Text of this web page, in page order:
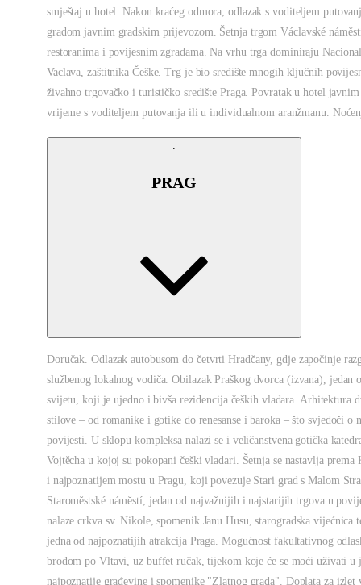
smještaj u hotel. Nakon kraćeg odmora, odlazak s voditeljem
gradom javnim gradskim prijevozom. Šetnja trgom Václavské
restoranima i povijesnim zgradama. Na vrhu trga dominiraju
Vaclava, zaštitnika Češke. Trg je bio središte mnogih ključnih
živahno trgovačko i turističko središte Praga. Povratak u hotel
vrijeme s voditeljem putovanja ili u individualnom aranžmanu.
PRAG
Doručak. Odlazak autobusom do četvrti Hradčany, gdje započinje
službenog lokalnog vodiča. Obilazak Praškog dvorca (izvana), jedan
svijetu, koji je ujedno i bivša rezidencija čeških vladara. Arhitektura
stilove – od romanike i gotike do renesanse i baroka – što svjedoči o
povijesti. U sklopu kompleksa nalazi se i veličanstvena gotička
Vojtĕcha u kojoj su pokopani češki vladari. Šetnja se nastavlja
i najpoznatijem mostu u Pragu, koji povezuje Stari grad s Malom
Staromĕstské námĕstí, jedan od najvažnijih i najstarijih trgova u
nalaze crkva sv. Nikole, spomenik Janu Husu, starogradska vijećnica
jedna od najpoznatijih atrakcija Praga. Mogućnost fakultativnog
brodom po Vltavi, uz buffet ručak, tijekom koje će se moći uživati u
najpoznatije građevine i spomenike "Zlatnog grada". Doplata za izlet